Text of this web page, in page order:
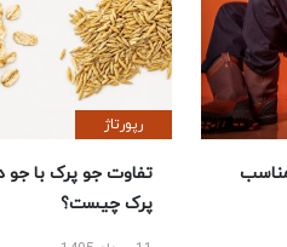
رپورتاژ
تفاوت جو پرک با جو
پرک چیست؟